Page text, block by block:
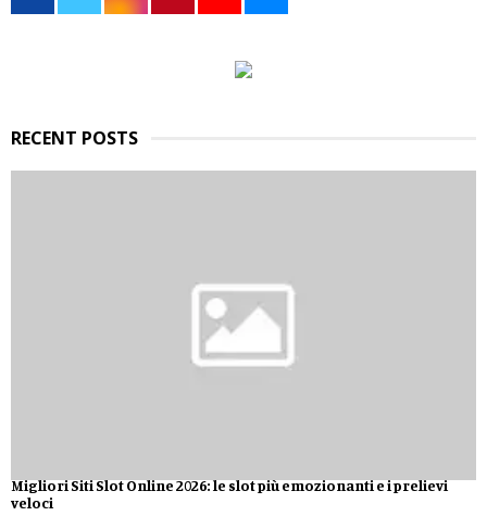
o
RECENT POSTS
Migliori Siti Slot Online 2026: le slot più emozionanti e i prelievi
veloci